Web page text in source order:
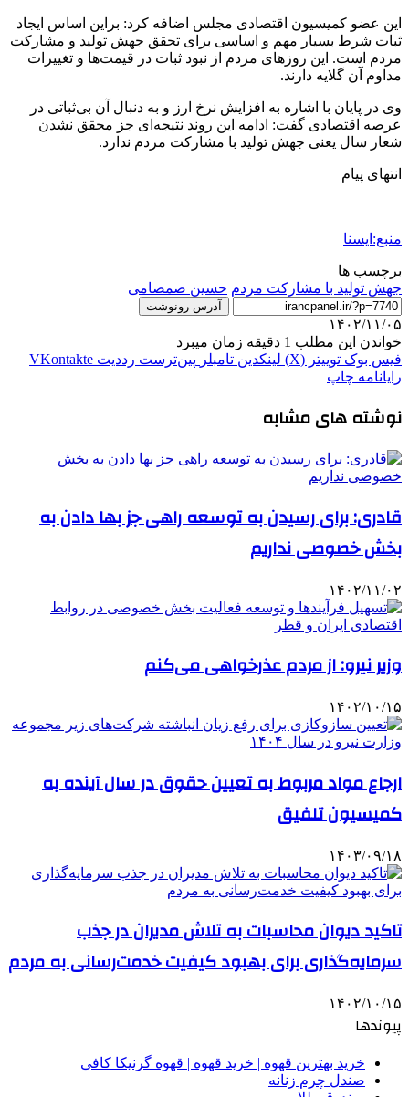
این عضو کمیسیون اقتصادی مجلس اضافه کرد: براین اساس ایجاد
ثبات شرط بسیار مهم و اساسی برای تحقق جهش تولید و مشارکت
مردم است. این روزهای مردم از نبود ثبات در قیمت‌ها و تغییرات
مداوم آن گلایه دارند.
وی در پایان با اشاره به افزایش نرخ ارز و به دنبال آن بی‌ثباتی در
عرصه اقتصادی گفت: ادامه این روند نتیجه‌ای جز محقق نشدن
شعار سال یعنی جهش تولید با مشارکت مردم ندارد.
انتهای پیام
منبع:ایسنا
برچسب ها
جهش تولید با مشارکت مردم حسین صمصامی
آدرس رونوشت
۱۴۰۲/۱۱/۰۵
خواندن این مطلب 1 دقیقه زمان میبرد
فیس بوک توییتر (X) لینکدین ‫تامبلر ‫پین‌ترست ‫رددیت ‫VKontakte
رایانامه چاپ
نوشته های مشابه
قادری: برای رسیدن به توسعه راهی جز بها دادن به
بخش خصوصی نداریم
۱۴۰۲/۱۱/۰۲
وزیر نیرو: از مردم عذرخواهی می‌کنم
۱۴۰۲/۱۰/۱۵
ارجاع مواد مربوط به تعیین حقوق در سال آینده به
کمیسیون تلفیق
۱۴۰۳/۰۹/۱۸
تاکید دیوان محاسبات به تلاش مدیران در جذب
سرمایه‌گذاری برای بهبود کیفیت خدمت‌رسانی به مردم
۱۴۰۲/۱۰/۱۵
پیوندها
خرید بهترین قهوه | خرید قهوه | قهوه گرنیکا کافی
صندل چرم زنانه